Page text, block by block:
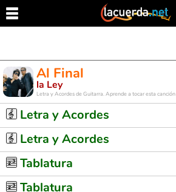
Al Final
la Ley
Letra y Acordes de Guitarra. Aprende a tocar esta canción
Letra y Acordes
Letra y Acordes
Tablatura
Tablatura